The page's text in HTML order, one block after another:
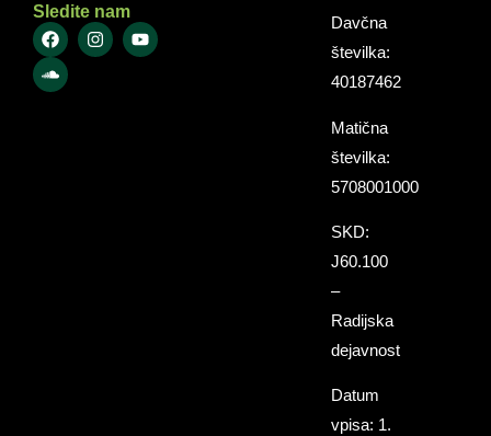
Sledite nam
Davčna
številka:
40187462
Matična
številka:
5708001000
SKD:
J60.100
–
Radijska
dejavnost
Datum
vpisa: 1.